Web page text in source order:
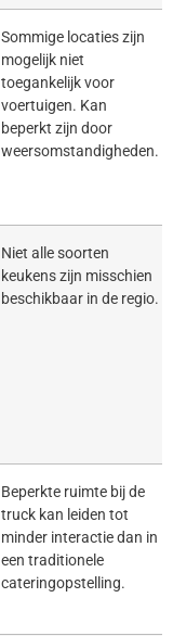
Sommige locaties zijn
mogelijk niet
toegankelijk voor
voertuigen. Kan
beperkt zijn door
weersomstandigheden.
Niet alle soorten
keukens zijn misschien
beschikbaar in de regio.
Beperkte ruimte bij de
truck kan leiden tot
minder interactie dan in
een traditionele
cateringopstelling.